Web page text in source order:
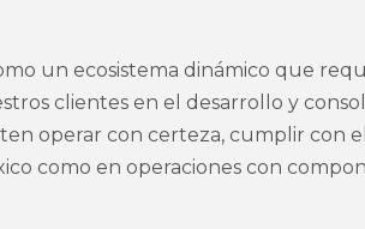
un ecosistema dinámico que
clientes en el desarrollo y
operar con certeza, cumplir con
como en operaciones con